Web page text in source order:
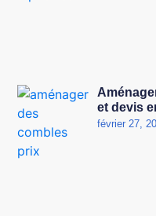
et devis
février 27,